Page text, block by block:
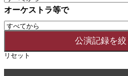
オーケストラ等で
リセット